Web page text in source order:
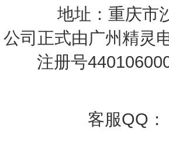
地址：重庆市
公司正式由广州精灵
注册号
客服QQ